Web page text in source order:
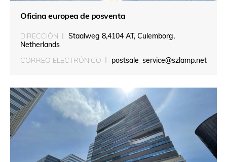
Oficina europea de posventa
DIRECCIÓN
Staalweg 8,4104 AT, Culemborg,
Netherlands
CORREO ELECTRÓNICO
postsale_service@szlamp.net